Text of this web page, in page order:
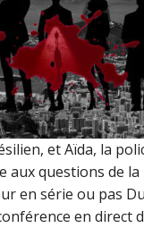
et Aïda, la
aux questions de la
en série ou pas
en direct